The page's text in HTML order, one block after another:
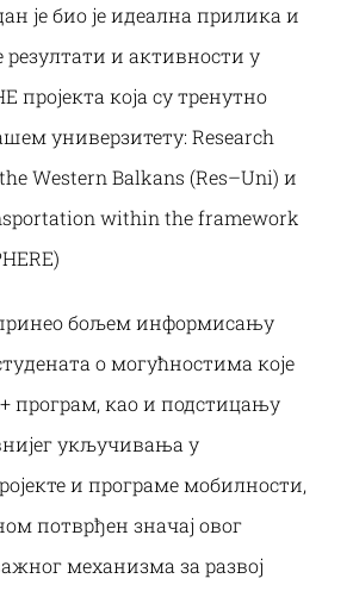
је био је идеална прилика и
резултати и активности у
пројекта која су тренутно
универзитету: Research
Western Balkans (Res–Uni) и
within the framework
бољем информисању
о могућностима које
програм, као и подстицању
укључивања у
и програме мобилности,
потврђен значај овог
механизма за развој